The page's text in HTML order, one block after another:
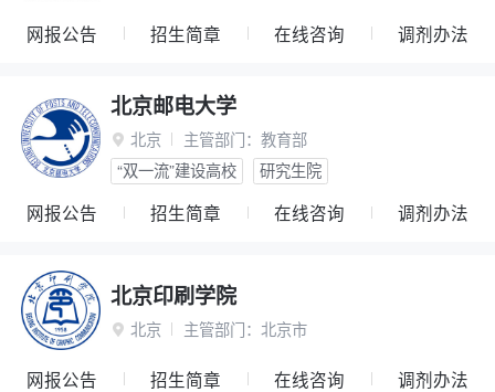
网报公告 招生简章 在线咨询 调剂办法
北京邮电大学
 北京 主管部门： 教育部
“双一流”建设高校
研究生院
网报公告 招生简章 在线咨询 调剂办法
北京印刷学院
 北京 主管部门： 北京市
网报公告 招生简章 在线咨询 调剂办法